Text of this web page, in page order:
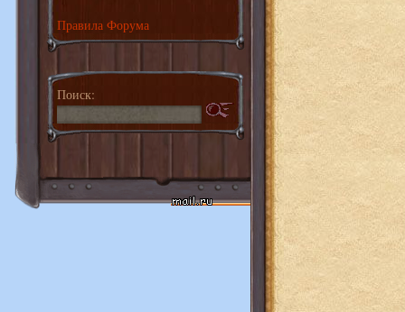
Правила Форума
Поиск: